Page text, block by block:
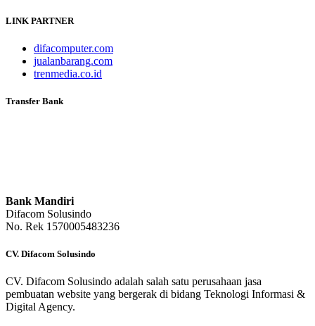
LINK PARTNER
difacomputer.com
jualanbarang.com
trenmedia.co.id
Transfer Bank
Bank Mandiri
Difacom Solusindo
No. Rek 1570005483236
CV. Difacom Solusindo
CV. Difacom Solusindo adalah salah satu perusahaan jasa
pembuatan website yang bergerak di bidang Teknologi Informasi &
Digital Agency.